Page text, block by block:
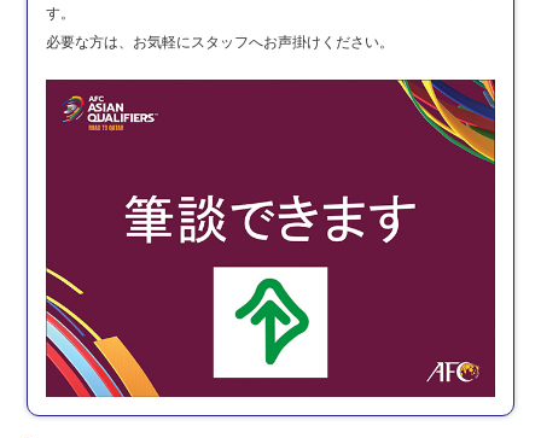
す。
必要な方は、お気軽にスタッフへお声掛けください。